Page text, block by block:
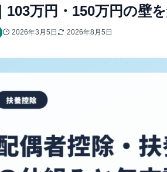
｜103万円・150万円の壁
2026年3月5日 2026年8月5日